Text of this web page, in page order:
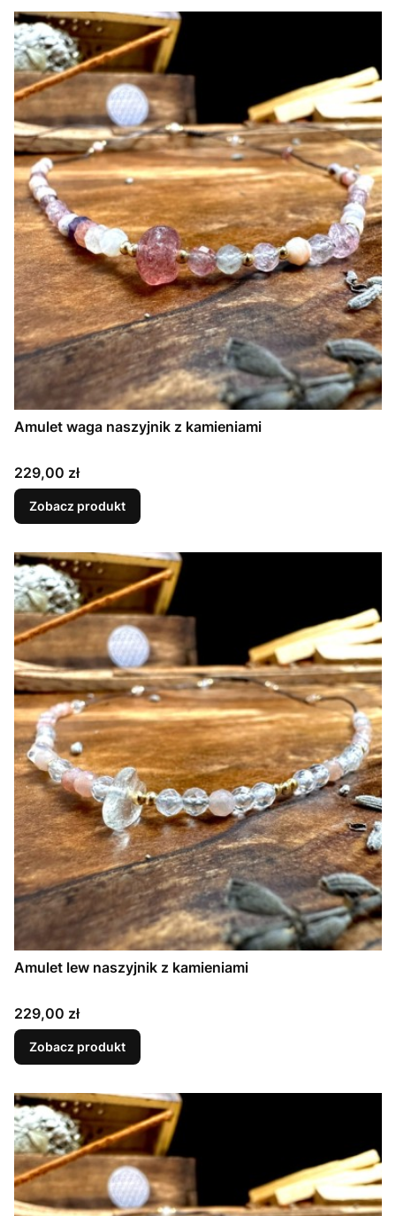
Amulet waga naszyjnik z kamieniami
Cena
229,00 zł
Zobacz produkt
Amulet lew naszyjnik z kamieniami
Cena
229,00 zł
Zobacz produkt